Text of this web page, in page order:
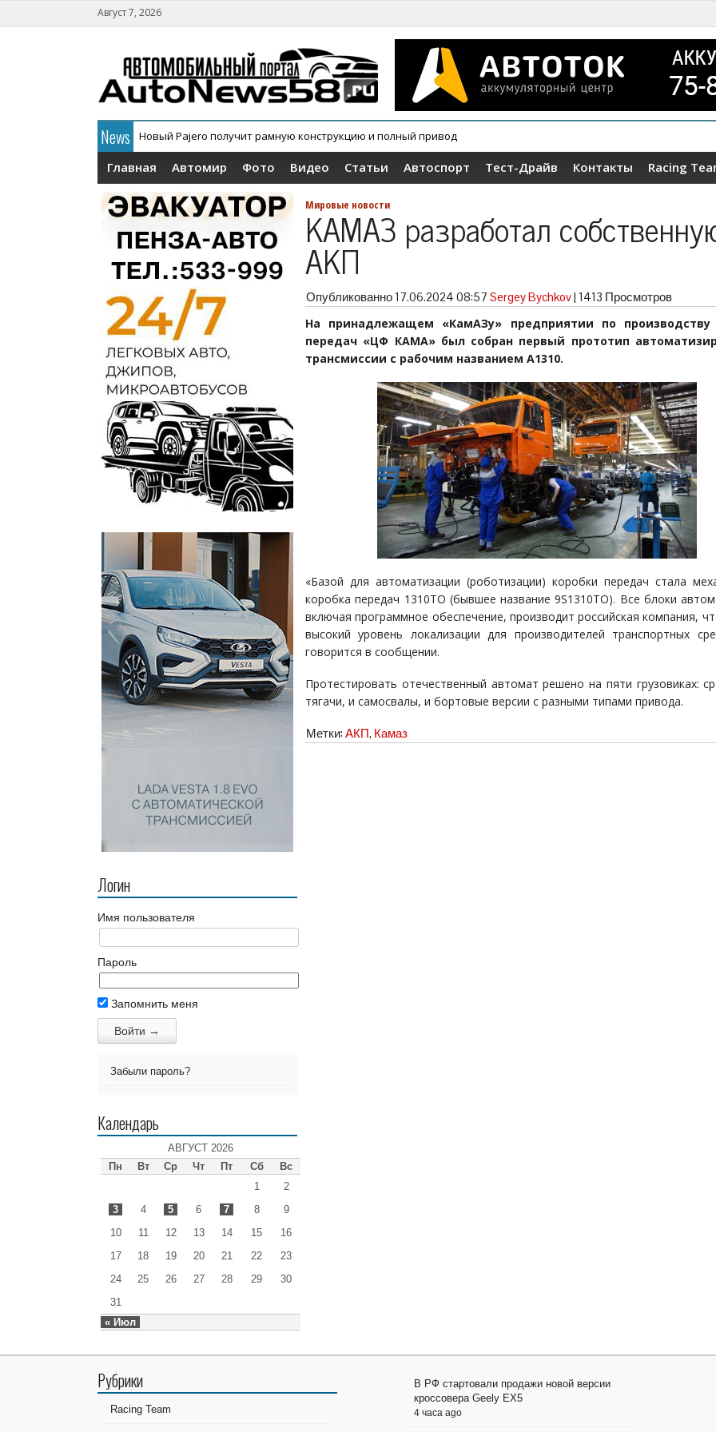
Август 7, 2026
News Новый Pajero получит рамную конструкцию и полный привод
В России официально дебютировал кроссовер Wey V9X
Главная Автомир Фото Видео Статьи Автоспорт Тест-Драйв Контакты Racing
Логин
Имя пользователя
Пароль
Запомнить меня
Забыли пароль?
Календарь
АВГУСТ 2026
Пн
Вт Ср Чт Пт Сб Вс
« Июл
1
2
3
4 5 6 7 8
9
10
11 12 13 14 15
16
17
18 19 20 21 22
23
24
25 26 27 28 29
30
31
Мировые новости
КАМАЗ разработал
АКП
Опубликованно 17.06.2024 08:57 Sergey Bychkov| 1413 Просмотров
На принадлежащем «КамАЗу» предприятии по производству
передач «ЦФ КАМА» был собран первый прототип
трансмиссии с рабочим названием А1310.
«Базой для автоматизации (роботизации) коробки передач стала
коробка передач 1310ТО (бывшее название 9S1310TO). Все блоки
включая программное обеспечение, производит российская компания,
высокий уровень локализации для производителей транспортных
говорится в сообщении.
Протестировать отечественный автомат решено на пяти грузовиках:
тягачи, и самосвалы, и бортовые версии с разными типами привода.
Метки: АКП, Камаз
Рубрики
Racing Team
В РФ стартовали продажи новой версии
кроссовера Geely EX5
4 часа ago